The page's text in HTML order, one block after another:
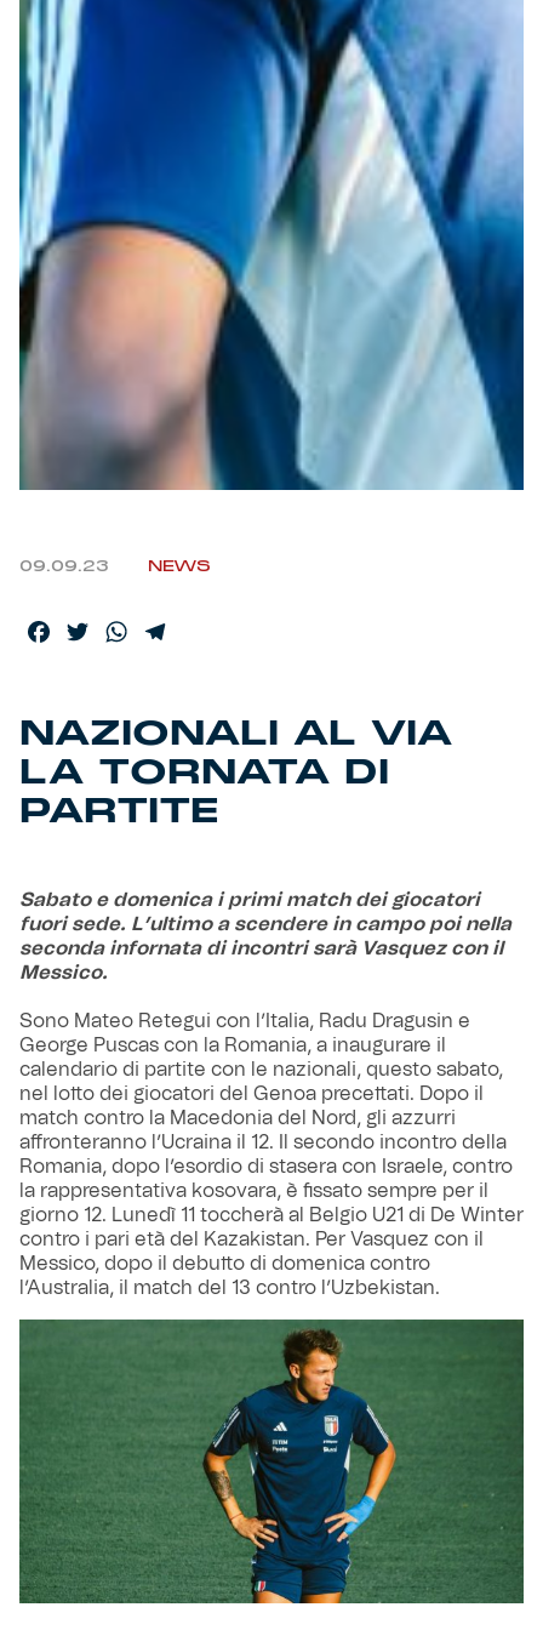
Robe di Kappa x Genoa
Vintage Collection
Red&Blue Voices
Kids
Accessori
Gift Card Online Store
Fortissimo batte il mio cuor
09.09.23 NEWS
Facebook
TwitterWhatsApp
NAZIONALI AL VIA
LA TORNATA DI
PARTITE
Sabato e domenica i primi match dei giocatori
fuori sede. L’ultimo a scendere in campo poi nella
seconda infornata di incontri sarà Vasquez con il
Messico.
Sono Mateo Retegui con l’Italia, Radu Dragusin e
George Puscas con la Romania, a inaugurare il
calendario di partite con le nazionali, questo sabato,
nel lotto dei giocatori del Genoa precettati. Dopo il
match contro la Macedonia del Nord, gli azzurri
affronteranno l’Ucraina il 12. Il secondo incontro della
Romania, dopo l’esordio di stasera con Israele, contro
la rappresentativa kosovara, è fissato sempre per il
giorno 12. Lunedì 11 toccherà al Belgio U21 di De Winter
contro i pari età del Kazakistan. Per Vasquez con il
Messico, dopo il debutto di domenica contro
l’Australia, il match del 13 contro l’Uzbekistan.